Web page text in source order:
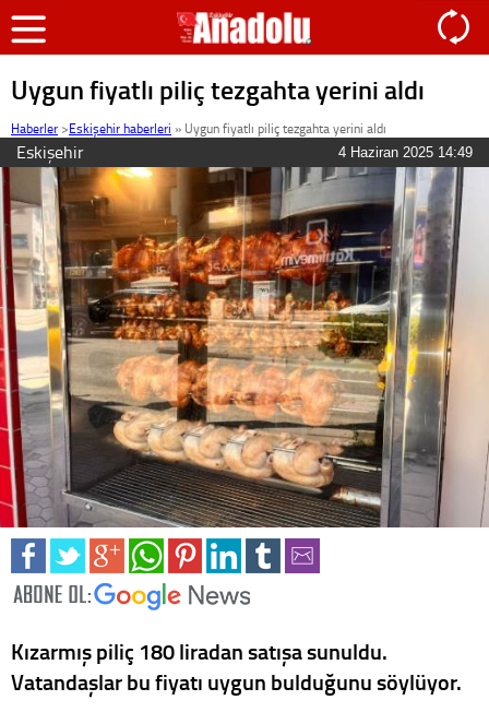
Uygun fiyatlı piliç tezgahta yerini aldı
Haberler >Eskişehir haberleri » Uygun fiyatlı piliç tezgahta yerini aldı
Eskişehir 4 Haziran 2025 14:49
Kızarmış piliç 180 liradan satışa sunuldu.
Vatandaşlar bu fiyatı uygun bulduğunu söylüyor.